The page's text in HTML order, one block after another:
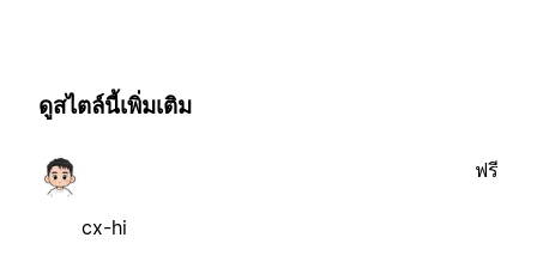
ดูสไตล์นี้เพิ่มเติม
cx-hi
ฟรี